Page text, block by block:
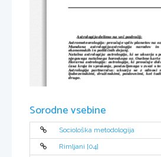
Astrologijo delimo na več področij:
Astrometeorologija: preučuje vpliv planetov na
Mundana   astrologija:astrologija   narodov   in
ekonomskih in političnih dejanj.
Natalna astrologija: astrologija, ki se ukvarja s
njegovega natalnega horoskopa oz. Osebne karte
Horarna astrologija: astrologija, ki proučuje
časa kraja in vprašanja, postavljenega v zvezi s
Astrologija   partnerstva:   ukvarja   se   z   odnosi
ljubezenskimi, družinskimi, poslovnimi, kot
drugo.
aspekti
didaktični ep. Pojavi, ki ga  je okoli leta 270
pesnik v dobi Aleksandrije. V epu je zbral
opazovalci neba že davno pred njim. V svojem
naslanja na delo matematika in astronoma
Sorodne vsebine
Sociološka metodologija
Rimljani [04]